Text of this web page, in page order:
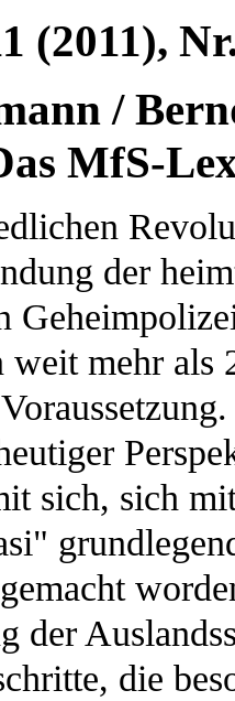
(2011),
/
MfS-
der
weit mehr
sich, sich
der
die